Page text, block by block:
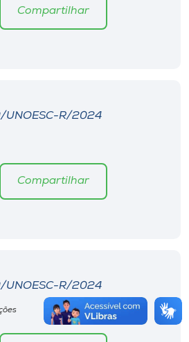
Compartilhar
UNOESC-R/2024
Compartilhar
UNOESC-R/2024